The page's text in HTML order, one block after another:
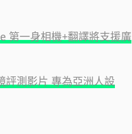
第一身相機+翻譯將支援廣
評測影片 專為亞洲人設